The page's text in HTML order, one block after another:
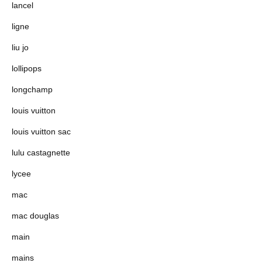
lancel
ligne
liu jo
lollipops
longchamp
louis vuitton
louis vuitton sac
lulu castagnette
lycee
mac
mac douglas
main
mains